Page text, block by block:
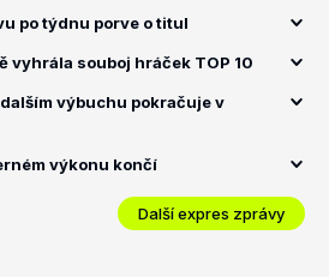
po týdnu porve o titul
vyhrála souboj hráček TOP 10
výbuchu pokračuje v
výkonu končí
Další expres zprávy